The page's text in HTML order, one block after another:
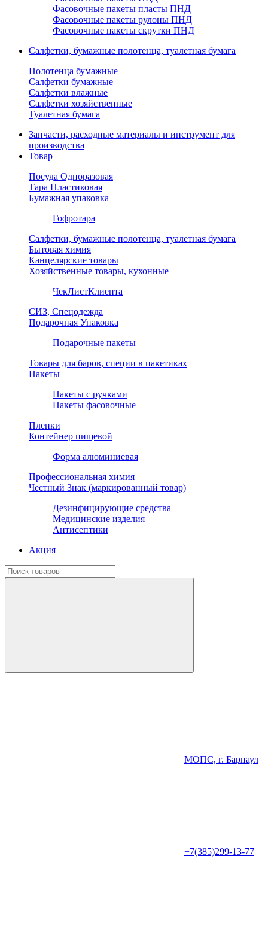
Фасовочные пакеты пласты ПНД
Фасовочные пакеты рулоны ПНД
Фасовочные пакеты скрутки ПНД
Салфетки, бумажные полотенца, туалетная бумага
Полотенца бумажные
Салфетки бумажные
Салфетки влажные
Салфетки хозяйственные
Туалетная бумага
Запчасти, расходные материалы и инструмент для
производства
Товар
Посуда Одноразовая
Тара Пластиковая
Бумажная упаковка
Гофротара
Салфетки, бумажные полотенца, туалетная бумага
Бытовая химия
Канцелярские товары
Хозяйственные товары, кухонные
ЧекЛистКлиента
СИЗ, Спецодежда
Подарочная Упаковка
Подарочные пакеты
Товары для баров, специи в пакетиках
Пакеты
Пакеты с ручками
Пакеты фасовочные
Пленки
Контейнер пищевой
Форма алюминиевая
Профессиональная химия
Честный Знак (маркированный товар)
Дезинфицирующие средства
Медицинские изделия
Антисептики
Акция
МОПС, г. Барнаул
+7(385)299-13-77